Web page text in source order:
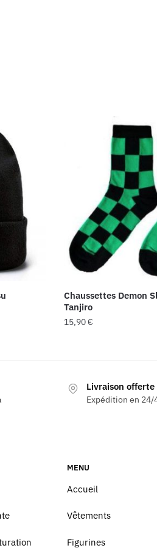
Chaussettes Demon
Tanjiro
15,90€
Livraison offerte
Expédition en 24/
MENU
Accueil
Vêtements
Figurines